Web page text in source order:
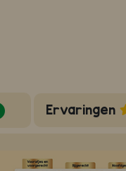
Ervaringen